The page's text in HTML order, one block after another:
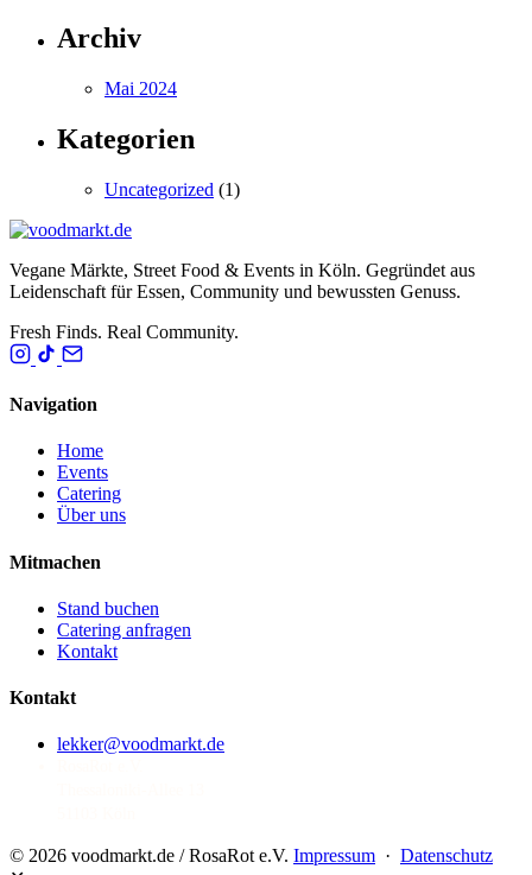
Archiv
Mai 2024
Kategorien
Uncategorized (1)
Vegane Märkte, Street Food & Events in Köln. Gegründet aus
Leidenschaft für Essen, Community und bewussten Genuss.
Fresh Finds. Real Community.
Navigation
Home
Events
Catering
Über uns
Mitmachen
Stand buchen
Catering anfragen
Kontakt
Kontakt
lekker@voodmarkt.de
© 2026 voodmarkt.de / RosaRot e.V. Impressum · Datenschutz